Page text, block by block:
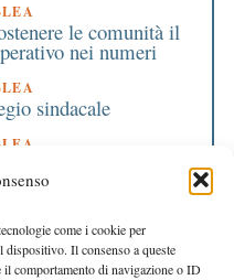
come i cookie per
dispositivo. Il consenso a queste
il comportamento di navigazione o ID
le comunità il
nei numeri
sindacale
e 2 milioni
riconoscibili